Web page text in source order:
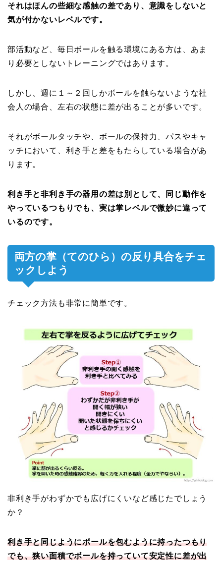
それはほんの些細な感触の差であり、意識をしないと
気が付かないレベルです。
部活動など、毎日ボールを触る環境にある方は、あま
り必要としないトレーニングではあります。
しかし、週に１～２回しかボールを触らないような社
会人の場合、左右の状態に差が出ることが多いです。
それがボールタッチや、ボールの保持力、パスやキャ
ッチにおいて、利き手と差をもたらしている場合があ
ります。
利き手と非利き手の器用の差は別として、同じ動作を
やっているつもりでも、実は掌レベルで微妙に違って
いるのです。
両方の掌（てのひら）の反り具合をチェ
ックしよう
チェック方法も非常に簡単です。
非利き手がわずかでも広げにくいなど感じたでしょう
か？
利き手と同じようにボールを包むように持ったつもり
でも、狭い面積でボールを持っていて安定性に差が出